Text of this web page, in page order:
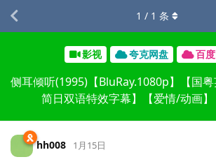
影视 夸克网盘 百
侧耳倾听(1995)【BluRay.1080p】【国
简日双语特效字幕】【爱情/动画】
1 / 1 条
hh008 1月15日